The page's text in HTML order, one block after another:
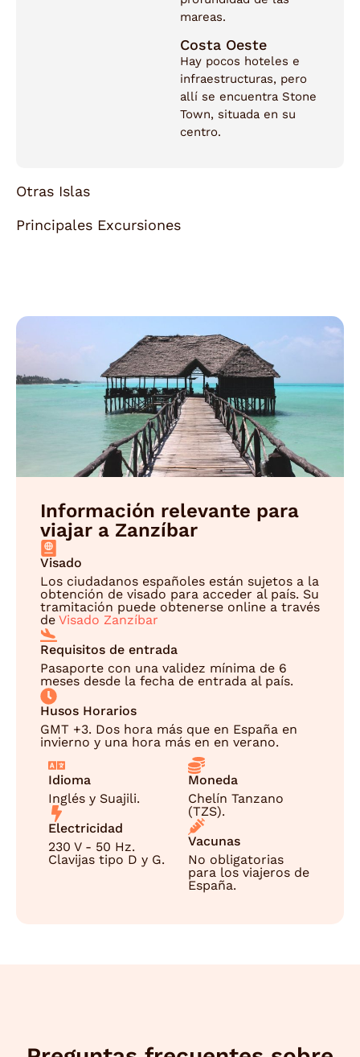
Otras Islas
Principales Excursiones
mareas.
Costa Oeste
Hay pocos hoteles e
infraestructuras, pero
allí se encuentra Stone
Town, situada en su
centro.
Información relevante para
viajar a Zanzíbar
Visado
Los ciudadanos españoles están sujetos a la
obtención de visado para acceder al país. Su
tramitación puede obtenerse online a través
de Visado Zanzíbar
Requisitos de entrada
Pasaporte con una validez mínima de 6
meses desde la fecha de entrada al país.
Husos Horarios
GMT +3. Dos hora más que en España en
invierno y una hora más en en verano.
Idioma
Inglés y Suajili.
Electricidad
230 V - 50 Hz.
Clavijas tipo D y G.
Moneda
Chelín Tanzano
(TZS).
Vacunas
No obligatorias
para los viajeros de
España.